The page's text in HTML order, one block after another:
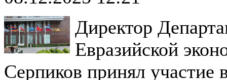
Директор
Евразийской
Серпиков принял участие